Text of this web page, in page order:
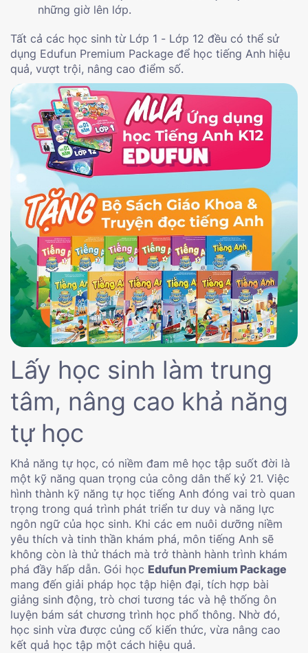
những giờ lên lớp.
Tất cả các học sinh từ Lớp 1 - Lớp 12 đều có thể sử
dụng Edufun Premium Package để học tiếng Anh hiệu
quả, vượt trội, nâng cao điểm số.
Lấy học sinh làm trung
tâm, nâng cao khả năng
tự học
Khả năng tự học, có niềm đam mê học tập suốt đời là
một kỹ năng quan trọng của công dân thế kỷ 21. Việc
hình thành kỹ năng tự học tiếng Anh đóng vai trò quan
trọng trong quá trình phát triển tư duy và năng lực
ngôn ngữ của học sinh. Khi các em nuôi dưỡng niềm
yêu thích và tinh thần khám phá, môn tiếng Anh sẽ
không còn là thử thách mà trở thành hành trình khám
phá đầy hấp dẫn. Gói học Edufun Premium Package
mang đến giải pháp học tập hiện đại, tích hợp bài
giảng sinh động, trò chơi tương tác và hệ thống ôn
luyện bám sát chương trình học phổ thông. Nhờ đó,
học sinh vừa được củng cố kiến thức, vừa nâng cao
kết quả học tập một cách hiệu quả.